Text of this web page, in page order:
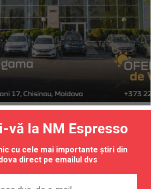
vă la NM Espresso
cu cele mai importante știri din
direct pe emailul dvs